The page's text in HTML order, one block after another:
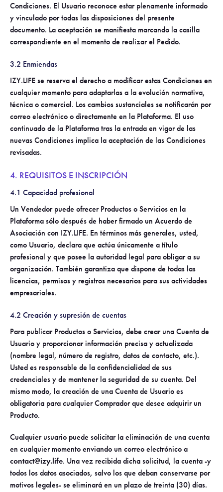
Condiciones. El Usuario reconoce estar plenamente informado
y vinculado por todas las disposiciones del presente
documento. La aceptación se manifiesta marcando la casilla
correspondiente en el momento de realizar el Pedido.
3.2 Enmiendas
IZY.LIFE se reserva el derecho a modificar estas Condiciones en
cualquier momento para adaptarlas a la evolución normativa,
técnica o comercial. Los cambios sustanciales se notificarán por
correo electrónico o directamente en la Plataforma. El uso
continuado de la Plataforma tras la entrada en vigor de las
nuevas Condiciones implica la aceptación de las Condiciones
revisadas.
4. REQUISITOS E INSCRIPCIÓN
4.1 Capacidad profesional
Un Vendedor puede ofrecer Productos o Servicios en la
Plataforma sólo después de haber firmado un Acuerdo de
Asociación con IZY.LIFE. En términos más generales, usted,
como Usuario, declara que actúa únicamente a título
profesional y que posee la autoridad legal para obligar a su
organización. También garantiza que dispone de todas las
licencias, permisos y registros necesarios para sus actividades
empresariales.
4.2 Creación y supresión de cuentas
Para publicar Productos o Servicios, debe crear una Cuenta de
Usuario y proporcionar información precisa y actualizada
(nombre legal, número de registro, datos de contacto, etc.).
Usted es responsable de la confidencialidad de sus
credenciales y de mantener la seguridad de su cuenta. Del
mismo modo, la creación de una Cuenta de Usuario es
obligatoria para cualquier Comprador que desee adquirir un
Producto.
Cualquier usuario puede solicitar la eliminación de una cuenta
en cualquier momento enviando un correo electrónico a
contact@izy.life. Una vez recibida dicha solicitud, la cuenta -y
todos los datos asociados, salvo los que deban conservarse por
motivos legales- se eliminará en un plazo de treinta (30) días.